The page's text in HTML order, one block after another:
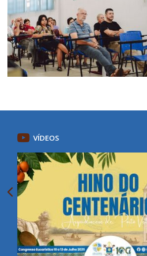
VÍDEOS